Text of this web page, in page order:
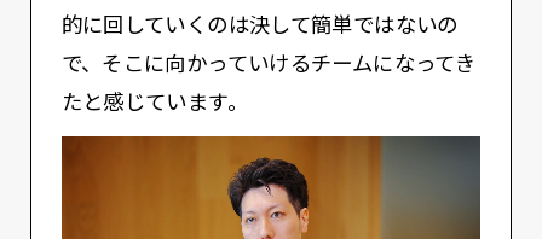
的に回していくのは決して簡単ではないの
で、そこに向かっていけるチームになってき
たと感じています。